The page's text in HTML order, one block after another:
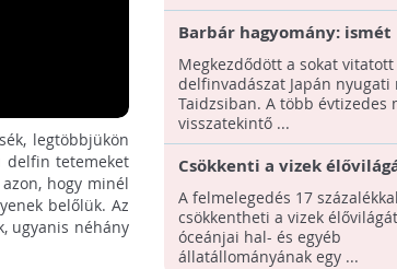
legtöbbjükön
delfin tetemeket
hogy minél
belőlük. Az
ugyanis néhány
Barbár hagyomány: ismét
megkezdődött az éves
delfinöldöklés Japánban
Megkezdődött a sokat vitatott
delfinvadászat Japán nyugati
Taidzsiban. A több évtizedes
visszatekintő ...
Csökkenti a vizek
felmelegedés
A felmelegedés 17 százalékkal
csökkentheti a vizek
óceánjai hal- és egyéb
állatállományának egy ...